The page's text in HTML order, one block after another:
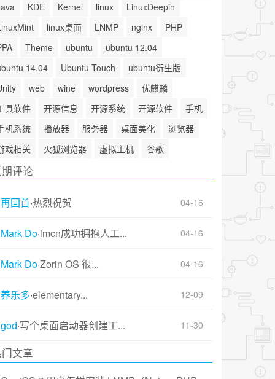
KDE Kernel linux
LinuxDeepin
linux桌面 LNMP nginx
PHP
Theme ubuntu
ubuntu 12.04
14.04
Ubuntu Touch
ubuntu衍生版
web wine wordpress
优麒麟
具软件
开源信息 开源系统 开源软件
手机
机系统
播放器 服务器 桌面美化
浏览器
戏相关
火狐浏览器 虚拟主机 谷歌
评论
再回首·热烈祝贺 04-16
Mark Do·imcn成功拥抱人工... 04-16
Mark Do·Zorin OS 很... 04-16
养乐多·elementary... 12-09
god·写个桌面启动器创建工... 11-30
文章